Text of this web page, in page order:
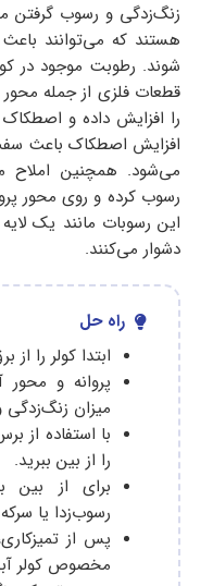
زنگ‌زدگی و رسوب گرفتن
هستند که می‌توانند
شوند. رطوبت موجود در
قطعات فلزی از جمله
را افزایش داده و اصطکاک
افزایش اصطکاک باعث
می‌شود. همچنین املاح
رسوب کرده و روی محور
این رسوبات مانند یک
دشوار می‌کنند.
راه حل
ابتدا کولر را از
پروانه و
میزان
با استفاده از
را از بین ببرید.
برای از بین
رسوب‌زدا یا
پس از
مخصوص کولر